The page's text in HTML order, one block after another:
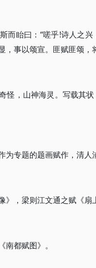
而眙曰：“嗟乎!诗人之
，事以颂宣。匪赋匪颂，
怪，山神海灵。写载其
为专题的题画赋作，清人
，梁则江文通之赋《扇
都赋图》。